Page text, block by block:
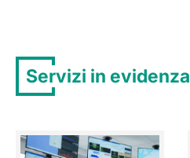
Servizi in evidenza